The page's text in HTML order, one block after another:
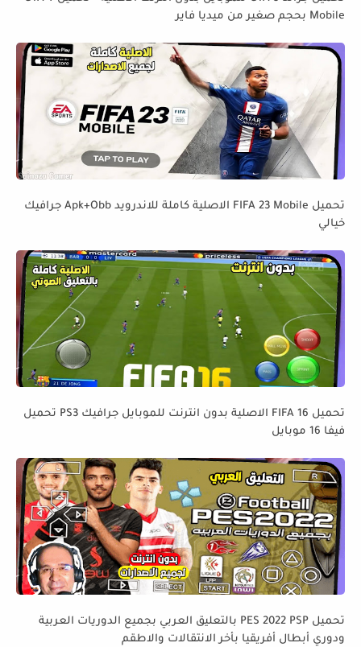
Mobile بحجم صغير من ميديا فاير
تحميل FIFA 23 Mobile الاصلية كاملة للاندرويد Apk+Obb جرافيك
خيالي
تحميل FIFA 16 الاصلية بدون انترنت للموبايل جرافيك PS3 تحميل
فيفا 16 موبايل
تحميل PES 2022 PSP بالتعليق العربي بجميع الدوريات العربية
ودوري أبطال أفريقيا بأخر الانتقالات والاطقم